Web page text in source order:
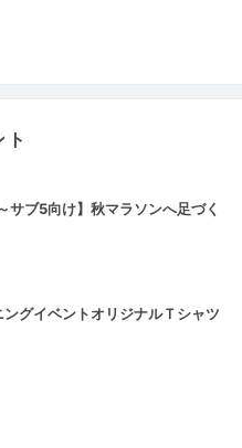
サブ5向け】秋マラソンへ足づく
グイベントオリジナルＴシャツ